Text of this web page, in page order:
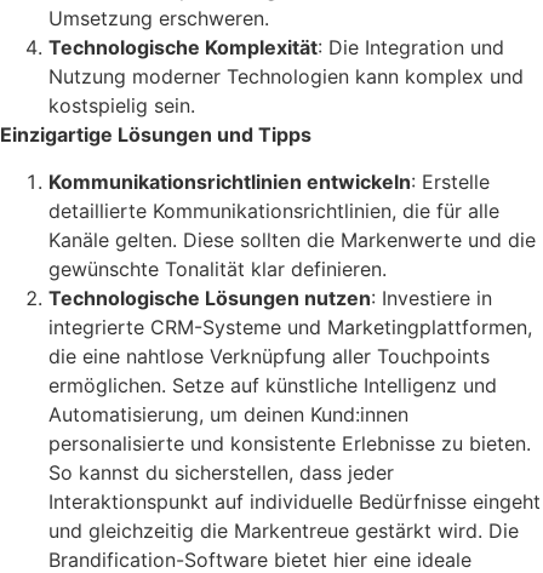
Umsetzung erschweren.
Technologische Komplexität: Die Integration und
Nutzung moderner Technologien kann komplex und
kostspielig sein.
Einzigartige Lösungen und Tipps
Kommunikationsrichtlinien entwickeln: Erstelle
detaillierte Kommunikationsrichtlinien, die für alle
Kanäle gelten. Diese sollten die Markenwerte und die
gewünschte Tonalität klar definieren.
Technologische Lösungen nutzen: Investiere in
integrierte CRM-Systeme und Marketingplattformen,
die eine nahtlose Verknüpfung aller Touchpoints
ermöglichen. Setze auf künstliche Intelligenz und
Automatisierung, um deinen Kund:innen
personalisierte und konsistente Erlebnisse zu bieten.
So kannst du sicherstellen, dass jeder
Interaktionspunkt auf individuelle Bedürfnisse eingeht
und gleichzeitig die Markentreue gestärkt wird. Die
Brandification-Software bietet hier eine ideale